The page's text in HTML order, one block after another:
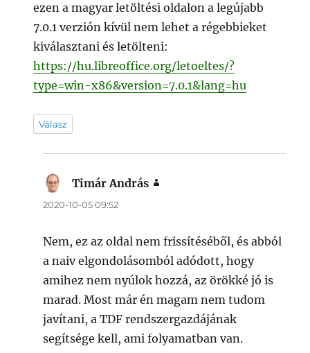
ezen a magyar letöltési oldalon a legújabb
7.0.1 verzión kívül nem lehet a régebbieket
kiválasztani és letölteni:
https://hu.libreoffice.org/letoeltes/?
type=win-x86&version=7.0.1&lang=hu
Válasz
Timár András
2020-10-05 09:52
Nem, ez az oldal nem frissítéséből, és abból
a naiv elgondolásomból adódott, hogy
amihez nem nyúlok hozzá, az örökké jó is
marad. Most már én magam nem tudom
javítani, a TDF rendszergazdájának
segítsége kell, ami folyamatban van.